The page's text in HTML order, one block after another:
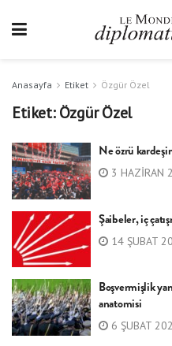
Anasayfa Etiket Özgür Özel
Etiket:Özgür Özel
Ne özrü
3 HAZIRAN
Şaibeler, iç
14 ŞUBAT
Boşvermişlik
anatomisi
6 ŞUBAT